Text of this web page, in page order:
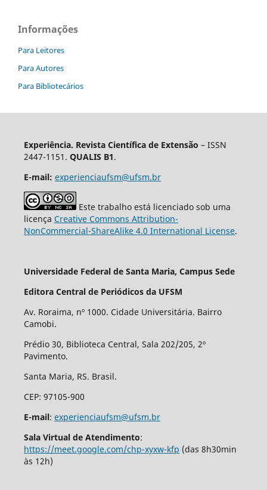
Informações
Para Leitores
Para Autores
Para Bibliotecários
Experiência. Revista Científica de Extensão – ISSN
2447-1151. QUALIS B1.
E-mail: experienciaufsm@ufsm.br
Este trabalho está licenciado sob uma
licença Creative Commons Attribution-
NonCommercial-ShareAlike 4.0 International License.
Universidade Federal de Santa Maria, Campus Sede
Editora Central de Periódicos da UFSM
Av. Roraima, nº 1000. Cidade Universitária. Bairro
Camobi.
Prédio 30, Biblioteca Central, Sala 202/205, 2º
Pavimento.
Santa Maria, RS. Brasil.
CEP: 97105-900
E-mail: experienciaufsm@ufsm.br
Sala Virtual de Atendimento:
https://meet.google.com/chp-xyxw-kfp (das 8h30min
às 12h)